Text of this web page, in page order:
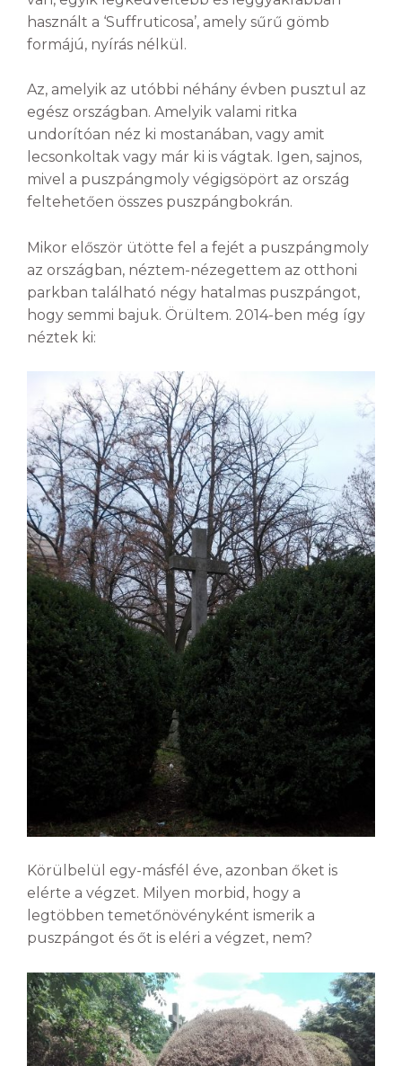
használt a ‘Suffruticosa’, amely sűrű gömb
formájú, nyírás nélkül.
Az, amelyik az utóbbi néhány évben pusztul az
egész országban. Amelyik valami ritka
undorítóan néz ki mostanában, vagy amit
lecsonkoltak vagy már ki is vágtak. Igen, sajnos,
mivel a puszpángmoly végigsöpört az ország
feltehetően összes puszpángbokrán.
Mikor először ütötte fel a fejét a puszpángmoly
az országban, néztem-nézegettem az otthoni
parkban található négy hatalmas puszpángot,
hogy semmi bajuk. Örültem. 2014-ben még így
néztek ki:
Körülbelül egy-másfél éve, azonban őket is
elérte a végzet. Milyen morbid, hogy a
legtöbben temetőnövényként ismerik a
puszpángot és őt is eléri a végzet, nem?